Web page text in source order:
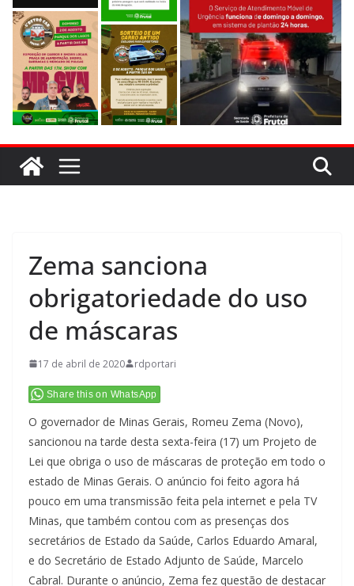
Zema sanciona
obrigatoriedade do uso
de máscaras
17 de abril de 2020 rdportari
Share this on WhatsApp
O governador de Minas Gerais, Romeu Zema (Novo),
sancionou na tarde desta sexta-feira (17) um Projeto de
Lei que obriga o uso de máscaras de proteção em todo o
estado de Minas Gerais. O anúncio foi feito agora há
pouco em uma transmissão feita pela internet e pela TV
Minas, que também contou com as presenças dos
secretários de Estado da Saúde, Carlos Eduardo Amaral,
e do Secretário de Estado Adjunto de Saúde, Marcelo
Cabral. Durante o anúncio, Zema fez questão de destacar